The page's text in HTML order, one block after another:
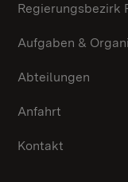
Regierungsbezirk
Aufgaben &
Abteilungen
Anfahrt
Kontakt